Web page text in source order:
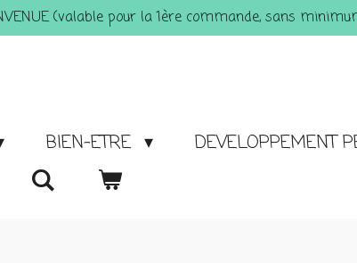
(valable pour la 1ère commande, sans
BIEN-ETRE DEVELOPPEMENT